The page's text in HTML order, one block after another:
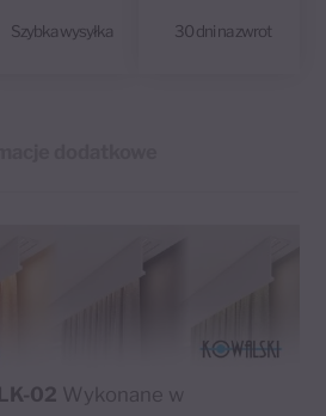
Szybka wysyłka 30 dni na zwrot
LK-02 Wykonane w